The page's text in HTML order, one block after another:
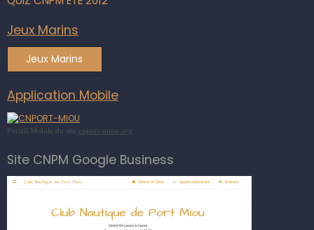
Jeux Marins
Jeux Marins
Application Mobile
Portail Mobile du site cnport-miou.org
Site CNPM Google Business